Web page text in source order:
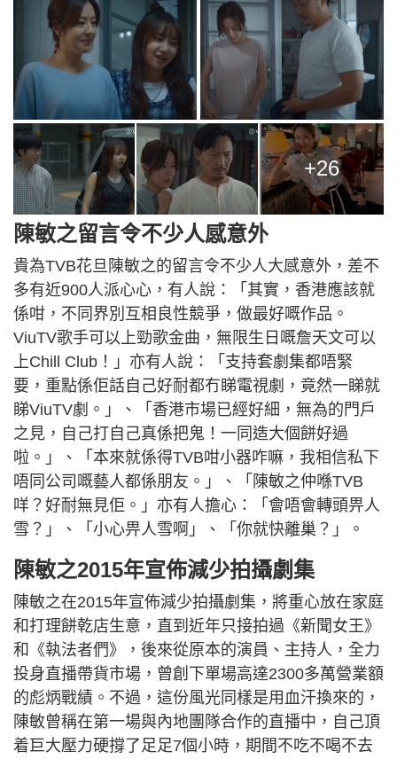
+26
陳敏之留言令不少人感意外
貴為TVB花旦陳敏之的留言令不少人大感意外，差不
多有近900人派心心，有人說：「其實，香港應該就
係咁，不同界別互相良性競爭，做最好嘅作品。
ViuTV歌手可以上勁歌金曲，無限生日嘅詹天文可以
上Chill Club！」亦有人說：「支持套劇集都唔緊
要，重點係佢話自己好耐都冇睇電視劇，竟然一睇就
睇ViuTV劇。」、「香港市場已經好細，無為的門戶
之見，自己打自己真係把鬼！一同造大個餅好過
啦。」、「本來就係得TVB咁小器咋嘛，我相信私下
唔同公司嘅藝人都係朋友。」、「陳敏之仲喺TVB
咩？好耐無見佢。」亦有人擔心：「會唔會轉頭畀人
雪？」、「小心畀人雪啊」、「你就快離巢？」。
陳敏之2015年宣佈減少拍攝劇集
陳敏之在2015年宣佈減少拍攝劇集，將重心放在家庭
和打理餅乾店生意，直到近年只接拍過《新聞女王》
和《執法者們》，後來從原本的演員、主持人，全力
投身直播帶貨市場，曾創下單場高達2300多萬營業額
的彪炳戰績。不過，這份風光同樣是用血汗換來的，
陳敏曾稱在第一場與內地團隊合作的直播中，自己頂
着巨大壓力硬撐了足足7個小時，期間不吃不喝不去